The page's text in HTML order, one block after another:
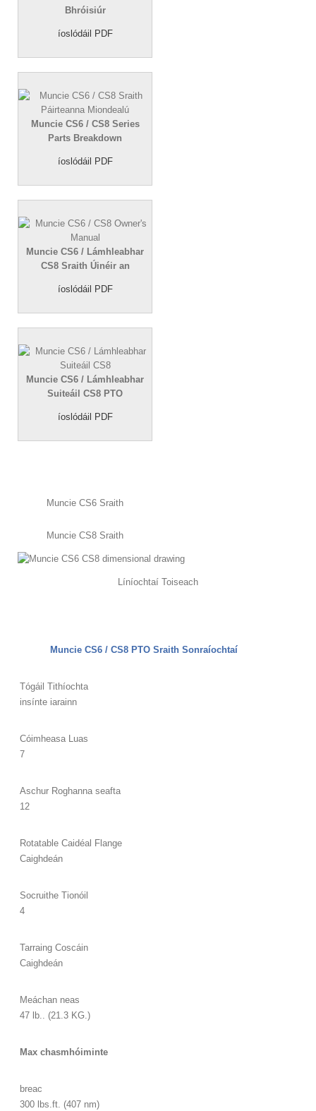
Bhróisiúr
íoslódáil PDF
Muncie CS6 / CS8 Series
Parts Breakdown
íoslódáil PDF
Muncie CS6 / Lámhleabhar
CS8 Sraith Úinéir an
íoslódáil PDF
Muncie CS6 / Lámhleabhar
Suiteáil CS8 PTO
íoslódáil PDF
Muncie CS6 Sraith
Muncie CS8 Sraith
Líníochtaí Toiseach
Muncie CS6 / CS8 PTO Sraith Sonraíochtaí
Tógáil Tithíochta
insínte iarainn
Cóimheasa Luas
7
Aschur Roghanna seafta
12
Rotatable Caidéal Flange
Caighdeán
Socruithe Tionóil
4
Tarraing Coscáin
Caighdeán
Meáchan neas
47 lb.. (21.3 KG.)
Max chasmhóiminte
breac
300 lbs.ft. (407 nm)